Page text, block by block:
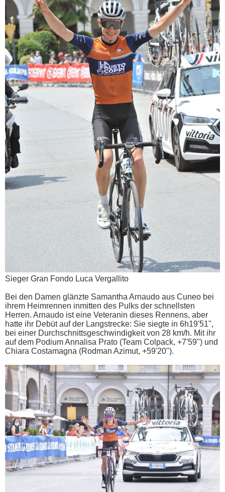
Sieger Gran Fondo Luca Vergallito
Bei den Damen glänzte Samantha Arnaudo aus Cuneo bei
ihrem Heimrennen inmitten des Pulks der schnellsten
Herren. Arnaudo ist eine Veteranin dieses Rennens, aber
hatte ihr Debüt auf der Langstrecke: Sie siegte in 6h19'51",
bei einer Durchschnittsgeschwindigkeit von 28 km/h. Mit ihr
auf dem Podium Annalisa Prato (Team Colpack, +7'59") und
Chiara Costamagna (Rodman Azimut, +59'20").